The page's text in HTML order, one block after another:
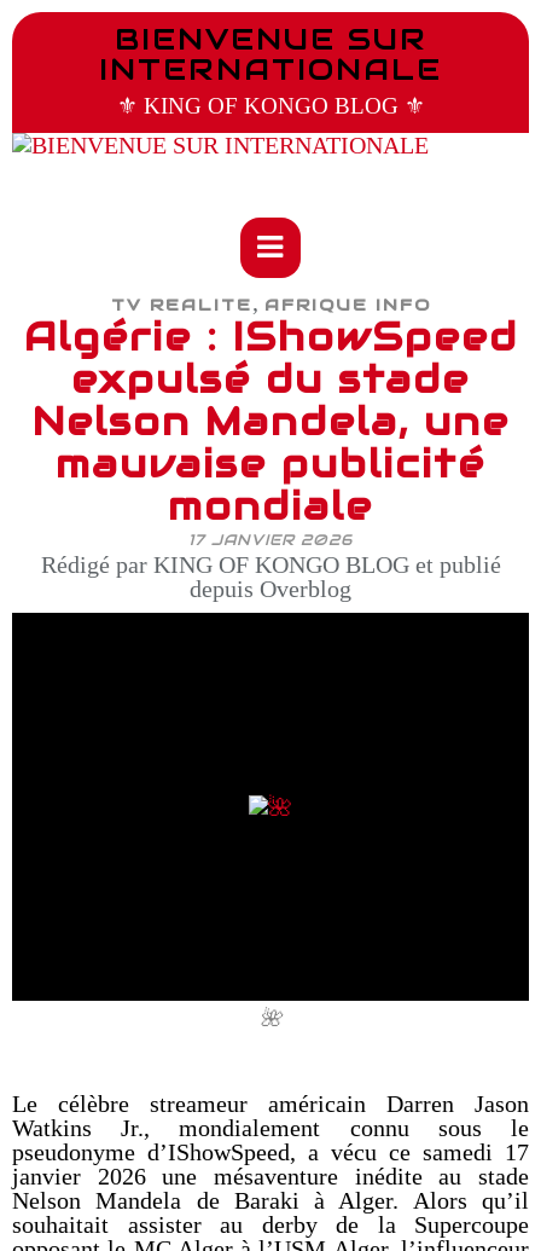
BIENVENUE SUR
INTERNATIONALE
⚜️ KING OF KONGO BLOG ⚜️
TV REALITE, AFRIQUE INFO
Algérie : IShowSpeed
expulsé du stade
Nelson Mandela, une
mauvaise publicité
mondiale
17 JANVIER 2026
Rédigé par KING OF KONGO BLOG et publié
depuis Overblog
🌺
Le célèbre streameur américain Darren Jason
Watkins Jr., mondialement connu sous le
pseudonyme d’IShowSpeed, a vécu ce samedi 17
janvier 2026 une mésaventure inédite au stade
Nelson Mandela de Baraki à Alger. Alors qu’il
souhaitait assister au derby de la Supercoupe